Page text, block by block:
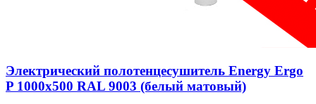
Электрический полотенцесушитель Energy Ergo
P 1000х500 RAL 9003 (белый матовый)